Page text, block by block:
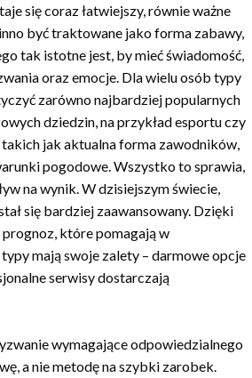
się coraz łatwiejszy, równie ważne
być traktowane jako forma zabawy,
tak istotne jest, by mieć świadomość,
oraz emocje. Dla wielu osób typy
zarówno najbardziej popularnych
dziedzin, na przykład esportu czy
jak aktualna forma zawodników,
pogodowe. Wszystko to sprawia,
na wynik. W dzisiejszym świecie,
się bardziej zaawansowany. Dzięki
które pomagają w
mają swoje zalety – darmowe opcje
serwisy dostarczają
wymagające odpowiedzialnego
a nie metodę na szybki zarobek.